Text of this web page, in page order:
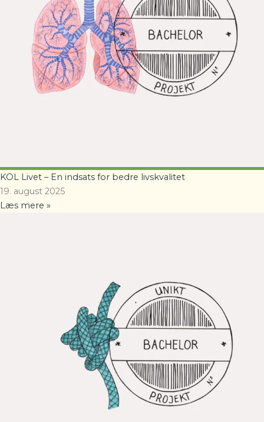
KOL Livet – En indsats for bedre livskvalitet
19. august 2025
Læs mere »